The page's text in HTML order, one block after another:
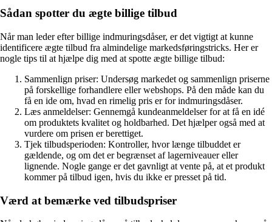
Sådan spotter du ægte billige tilbud
Når man leder efter billige indmuringsdåser, er det vigtigt at kunne
identificere ægte tilbud fra almindelige markedsføringstricks. Her er
nogle tips til at hjælpe dig med at spotte ægte billige tilbud:
Sammenlign priser: Undersøg markedet og sammenlign priserne
på forskellige forhandlere eller webshops. På den måde kan du
få en ide om, hvad en rimelig pris er for indmuringsdåser.
Læs anmeldelser: Gennemgå kundeanmeldelser for at få en idé
om produktets kvalitet og holdbarhed. Det hjælper også med at
vurdere om prisen er berettiget.
Tjek tilbudsperioden: Kontroller, hvor længe tilbuddet er
gældende, og om det er begrænset af lagerniveauer eller
lignende. Nogle gange er det gavnligt at vente på, at et produkt
kommer på tilbud igen, hvis du ikke er presset på tid.
Værd at bemærke ved tilbudspriser